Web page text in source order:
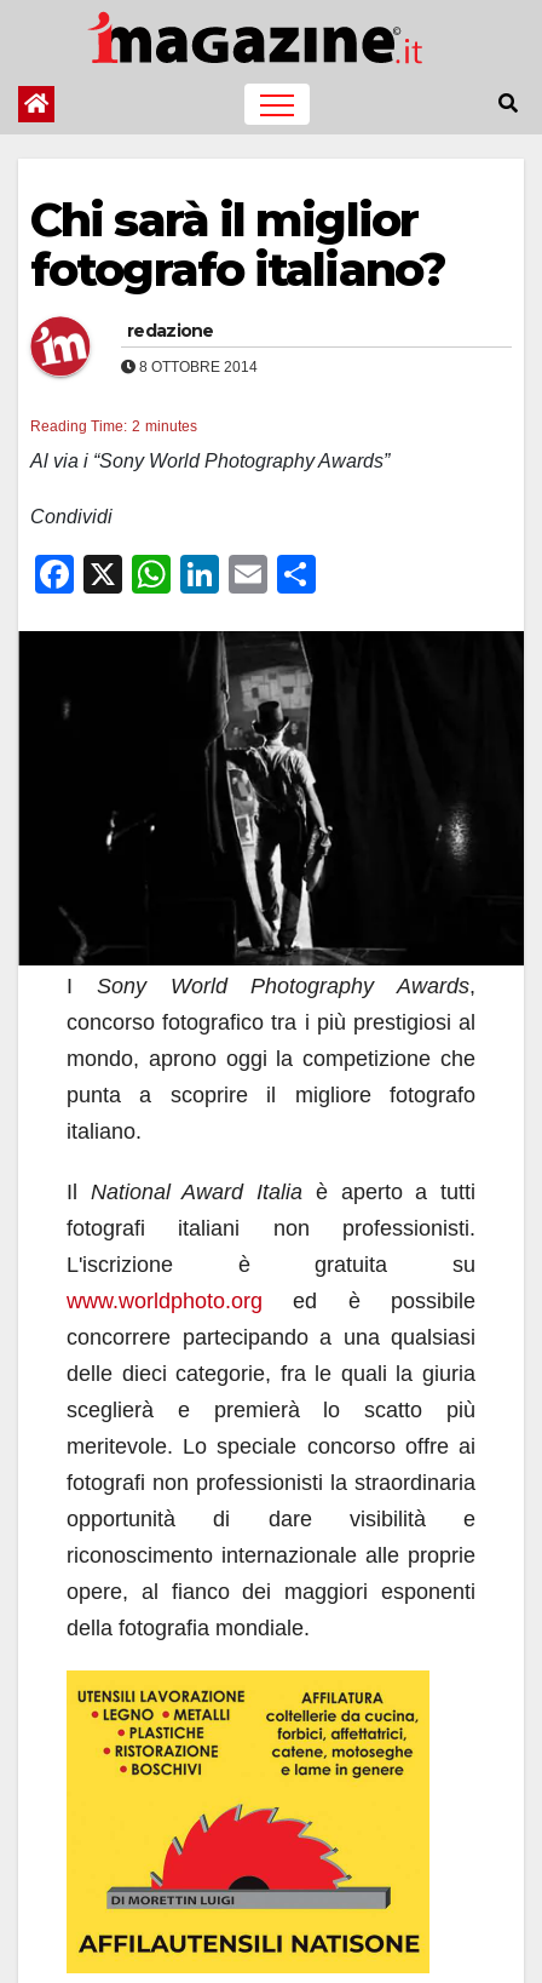
contenuto
Chi sarà il miglior
fotografo italiano?
redazione
8 OTTOBRE 2014
Reading Time: 2 minutes
Al via i “Sony World Photography Awards”
Condividi
F
X
W
at
s
Li
k
e
dI
n
E
ail
I Sony World Photography Awards,
concorso fotografico tra i più prestigiosi al
mondo, aprono oggi la competizione che
punta a scoprire il migliore fotografo
italiano.
Il National Award Italia è aperto a tutti
fotografi italiani non professionisti.
L'iscrizione è gratuita su
www.worldphoto.org ed è possibile
concorrere partecipando a una qualsiasi
delle dieci categorie, fra le quali la giuria
sceglierà e premierà lo scatto più
meritevole. Lo speciale concorso offre ai
fotografi non professionisti la straordinaria
opportunità di dare visibilità e
riconoscimento internazionale alle proprie
opere, al fianco dei maggiori esponenti
della fotografia mondiale.